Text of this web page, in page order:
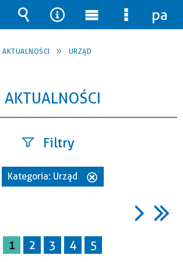
AKTUALNOŚCI URZĄD
AKTUALNOŚCI
Filtry
Szukana
fraza
Data
publikacji
Kategoria: Urząd
1 2 3 4 5
Wyszukiwarka
Narzędzia
Menu
główne
Menu